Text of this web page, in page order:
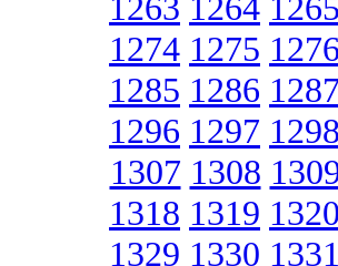
1263 1264 1265
1274 1275 1276
1285 1286 1287
1296 1297 1298
1307 1308
1318 1319 1320
1329 1330 1331